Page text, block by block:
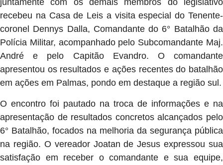
juntamente com os demais membros do legislativo
recebeu na Casa de Leis a visita especial do Tenente-
coronel Dennys Dalla, Comandante do 6° Batalhão da
Polícia Militar, acompanhado pelo Subcomandante Maj.
André e pelo Capitão Evandro. O comandante
apresentou os resultados e ações recentes do batalhão
em ações em Palmas, pondo em destaque a região sul.
O encontro foi pautado na troca de informações e na
apresentação de resultados concretos alcançados pelo
6° Batalhão, focados na melhoria da segurança pública
na região. O vereador Joatan de Jesus expressou sua
satisfação em receber o comandante e sua equipe,